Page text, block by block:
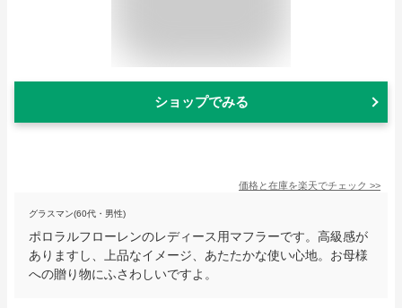
ショップでみる
価格と在庫を楽天でチェック >>
グラスマン(60代・男性)
ポロラルフローレンのレディース用マフラーです。高級感が
ありますし、上品なイメージ、あたたかな使い心地。お母様
への贈り物にふさわしいですよ。